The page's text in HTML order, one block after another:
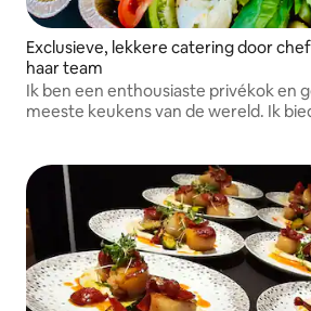
Exclusieve, lekkere catering door
haar team
Ik ben een enthousiaste privékok en
meeste keukens van de wereld. Ik
seizoensgebonden, volle